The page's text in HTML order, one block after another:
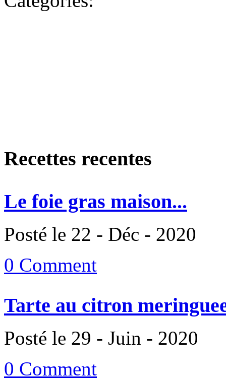
Recettes recentes
Le foie gras maison...
Posté le 22 - Déc - 2020
0 Comment
Tarte au citron
Posté le 29 - Juin - 2020
0 Comment